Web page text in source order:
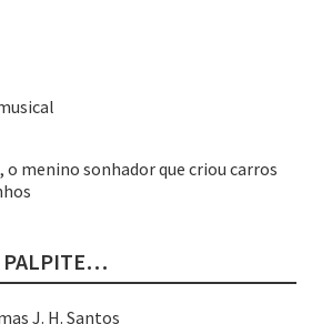
o menino sonhador que criou carros
PALPITE…
J. H. Santos